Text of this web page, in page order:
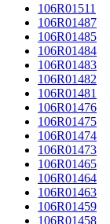
106R01511
106R01487
106R01485
106R01484
106R01483
106R01482
106R01481
106R01476
106R01475
106R01474
106R01473
106R01465
106R01464
106R01463
106R01459
106R01458